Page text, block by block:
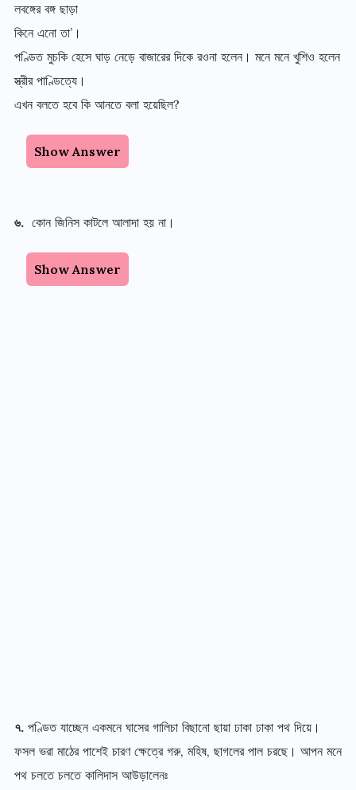
লবঙ্গের বঙ্গ ছাড়া
কিনে এনো তা’।
পণ্ডিত মুচকি হেসে ঘাড় নেড়ে বাজারের দিকে রওনা হলেন। মনে মনে খুশিও হলেন
স্ত্রীর পাণ্ডিত্যে।
এখন বলতে হবে কি আনতে বলা হয়েছিল?
Show Answer
৬.কোন জিনিস কাটলে আলাদা হয় না।
Show Answer
৭. পণ্ডিত যাচ্ছেন একমনে ঘাসের গালিচা বিছানো ছায়া ঢাকা ঢাকা পথ দিয়ে।
ফসল ভরা মাঠের পাশেই চারণ ক্ষেত্রে গরু, মহিষ, ছাগলের পাল চরছে। আপন মনে
পথ চলতে চলতে কালিদাস আউড়ালেনঃ